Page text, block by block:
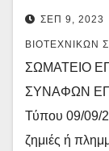
ΣΕΠ 9, 2023
ΒΙΟΤΕΧΝΙΚΏΝ
ΣΩΜΑΤΕΙΟ
ΣΥΝΑΦΩΝ
Τύπου 09/09/
ζημιές ή